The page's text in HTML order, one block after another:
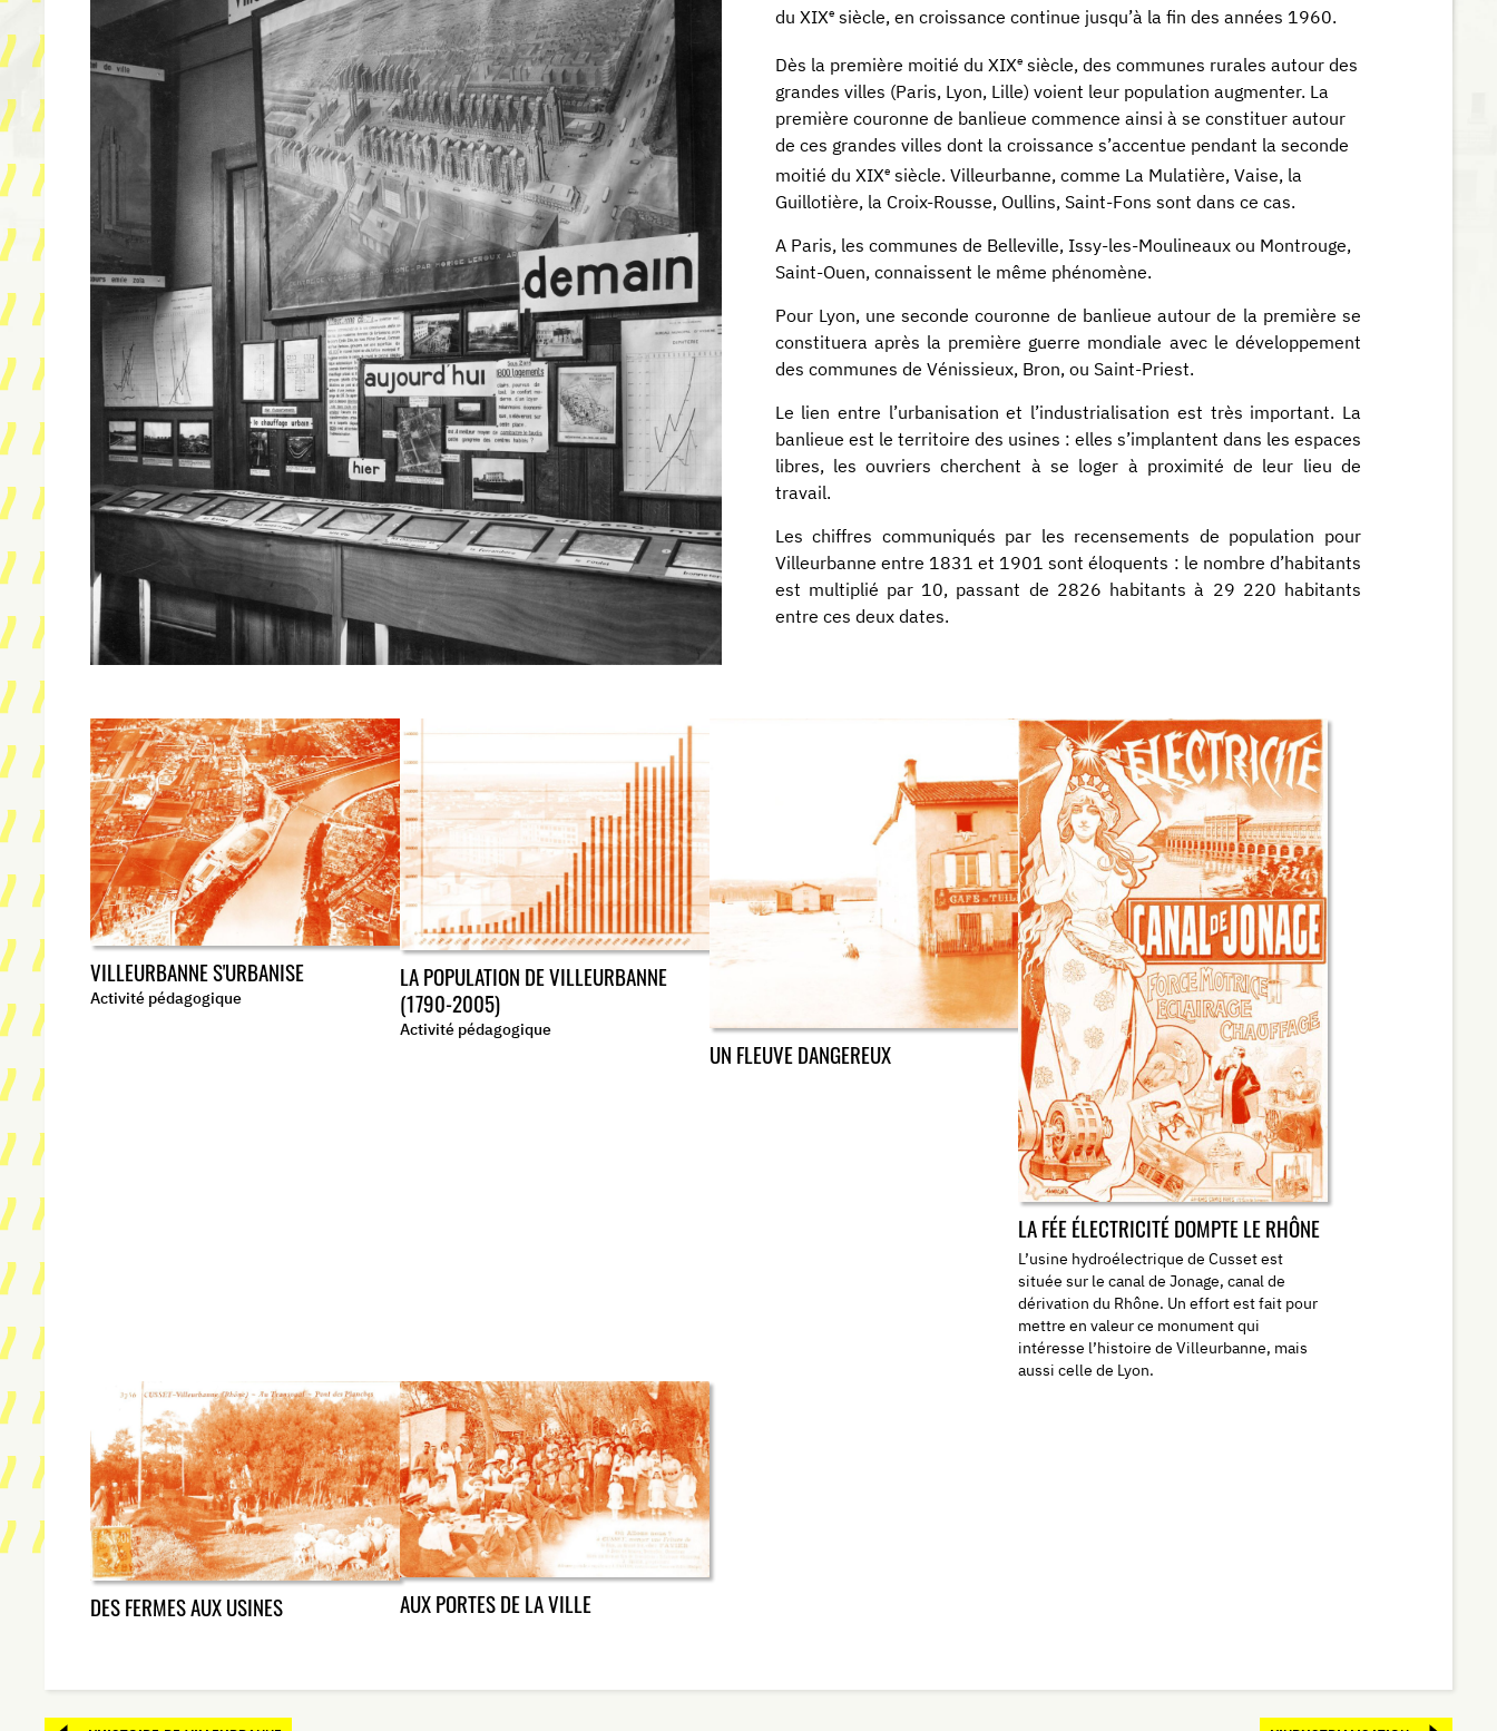
du XIXesiècle, en croissance continue jusqu’à la fin des années 1960.
Dès la première moitié du XIXesiècle, des communes rurales autour des
grandes villes (Paris, Lyon, Lille) voient leur population augmenter. La
première couronne de banlieue commence ainsi à se constituer autour
de ces grandes villes dont la croissance s’accentue pendant la seconde
moitié du XIXesiècle. Villeurbanne, comme La Mulatière, Vaise, la
Guillotière, la Croix-Rousse, Oullins, Saint-Fons sont dans ce cas.
A Paris, les communes de Belleville, Issy-les-Moulineaux ou Montrouge,
Saint-Ouen, connaissent le même phénomène.
Pour Lyon, une seconde couronne de banlieue autour de la première se
constituera après la première guerre mondiale avec le développement
des communes de Vénissieux, Bron, ou Saint-Priest.
Le lien entre l’urbanisation et l’industrialisation est très important. La
banlieue est le territoire des usines : elles s’implantent dans les espaces
libres, les ouvriers cherchent à se loger à proximité de leur lieu de
travail.
Les chiffres communiqués par les recensements de population pour
Villeurbanne entre 1831 et 1901 sont éloquents : le nombre d’habitants
est multiplié par 10, passant de 2826 habitants à 29 220 habitants
entre ces deux dates.
VILLEURBANNE S'URBANISE
Activité pédagogique
LA POPULATION DE VILLEURBANNE
(1790-2005)
Activité pédagogique
UN FLEUVE DANGEREUX
LA FÉE ÉLECTRICITÉ DOMPTE LE RHÔNE
L’usine hydroélectrique de Cusset est
située sur le canal de Jonage, canal de
dérivation du Rhône. Un effort est fait pour
mettre en valeur ce monument qui
intéresse l’histoire de Villeurbanne, mais
aussi celle de Lyon.
DES FERMES AUX USINES AUX PORTES DE LA VILLE